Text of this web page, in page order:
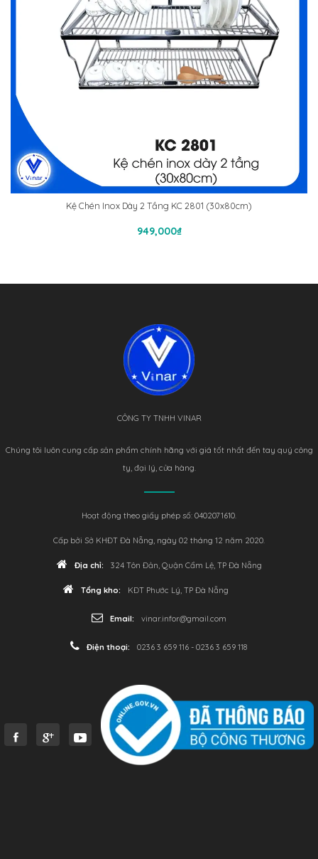
Kệ Chén Inox Dày 2 Tầng KC 2801 (30x80cm)
949,000₫
Thêm Vào Giỏ Hàng
CÔNG TY TNHH VINAR
Chúng tôi luôn cung cấp sản phẩm chính hãng với giá tốt nhất đến tay quý công
ty, đại lý, cửa hàng.
Hoạt động theo giấy phép số: 0402071610.
Cấp bởi Sở KHĐT Đà Nẵng, ngày 02 tháng 12 năm 2020.
Địa chỉ: 324 Tôn Đản, Quận Cẩm Lệ, TP Đà Nẵng
Tổng kho: KĐT Phước Lý, TP Đà Nẵng
Email: vinar.infor@gmail.com
Điện thoại: 0236 3 659 116 - 0236 3 659 118